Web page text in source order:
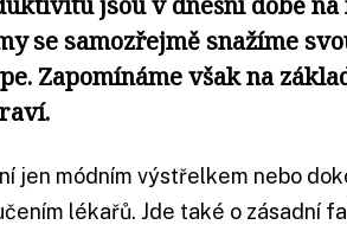
se samozřejmě snažíme
Zapomínáme však na
jen módním výstřelkem nebo
lékařů. Jde také o zásadní